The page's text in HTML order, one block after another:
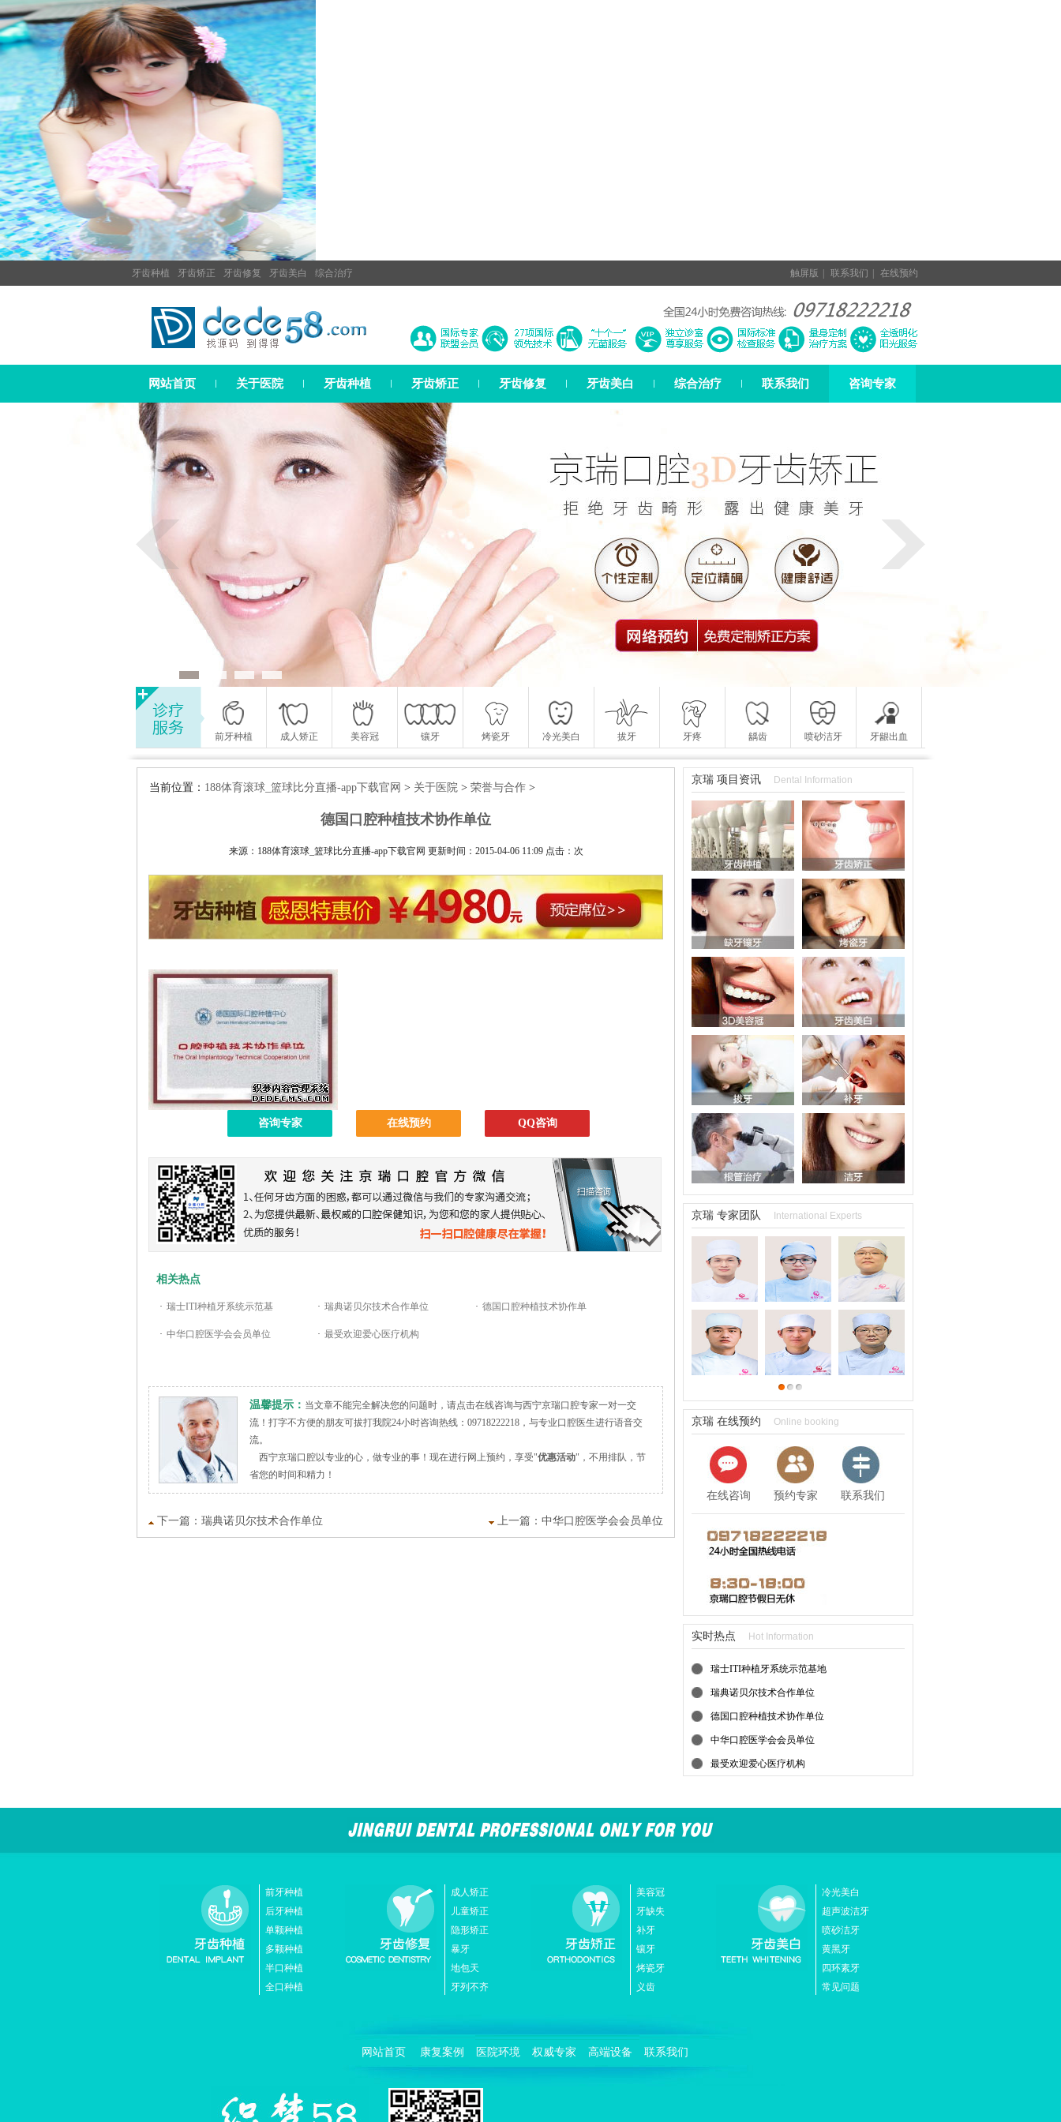
牙齿种植 牙齿矫正 牙齿修复 牙齿美白 综合治疗 触屏版 联系我们 在线预约
网站首页 关于医院 牙齿种植 牙齿矫正 牙齿修复 牙齿美白 综合治疗 联系我们 咨询专家
前牙种植 成人矫正 美容冠 镶牙 烤瓷牙 冷光美白 拔牙 牙疼 龋齿 喷砂洁牙 牙龈出血
当前位置： 188体育滚球_篮球比分直播-app下载官网 > 关于医院 > 荣誉与合作 >
德国口腔种植技术协作单位
来源：188体育滚球_篮球比分直播-app下载官网 更新时间：2015-04-06 11:09 点击： 次
咨询专家 在线预约 QQ咨询
相关热点
· 瑞士ITI种植牙系统示范基 · 瑞典诺贝尔技术合作单位 · 德国口腔种植技术协作单
· 中华口腔医学会会员单位 · 最受欢迎爱心医疗机构
温馨提示： 当文章不能完全解决您的问题时，请点击在线咨询与西宁京瑞口腔专家一对一交
流！打字不方便的朋友可拔打我院24小时咨询热线：09718222218，与专业口腔医生进行语音交
流。
西宁京瑞口腔以专业的心，做专业的事！现在进行网上预约，享受"优惠活动"，不用排队，节
省您的时间和精力！
上一篇： 中华口腔医学会会员单位
下一篇： 瑞典诺贝尔技术合作单位
京瑞 项目资讯 Dental Information
京瑞 专家团队 International Experts
京瑞 在线预约 Online booking
在线咨询 预约专家 联系我们
实时热点 Hot Information
瑞士ITI种植牙系统示范基地
瑞典诺贝尔技术合作单位
德国口腔种植技术协作单位
中华口腔医学会会员单位
最受欢迎爱心医疗机构
前牙种植
后牙种植
单颗种植
多颗种植
半口种植
全口种植
成人矫正
儿童矫正
隐形矫正
暴牙
地包天
牙列不齐
美容冠
牙缺失
补牙
镶牙
烤瓷牙
义齿
冷光美白
超声波洁牙
喷砂洁牙
黄黑牙
四环素牙
常见问题
网站首页 康复案例 医院环境 权威专家 高端设备 联系我们